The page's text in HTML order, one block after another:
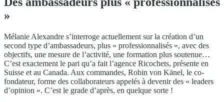
»
Mélanie Alexandre s’interroge actuellement sur la création d’un
second type d’ambassadeurs, plus « professionnalisés », avec des
objectifs, une mesure de l’activité, une formation plus soutenue…
C’est exactement le pari qu’a fait l’agence Ricochets, présente en
Suisse et au Canada. Aux commandes, Robin von Känel, le co-
fondateur, forme des collaborateurs appelés à devenir des « leaders
d’opinion ». C’est le grade d’après, en quelque sorte !